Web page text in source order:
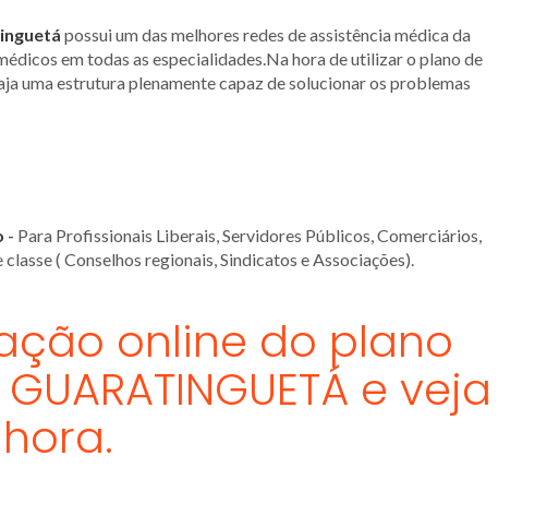
possui um das melhores redes de assistência médica da
em todas as especialidades.Na hora de utilizar o plano de
uma estrutura plenamente capaz de solucionar os problemas
- Para Profissionais Liberais, Servidores Públicos, Comerciários,
( Conselhos regionais, Sindicatos e Associações).
online do plano
e veja